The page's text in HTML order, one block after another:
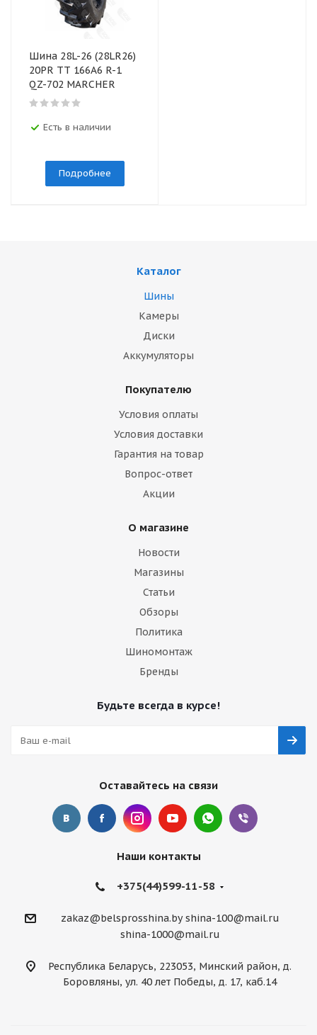
Шина 28L-26 (28LR26)
20PR TT 166A6 R-1
QZ-702 MARCHER
Есть в наличии
Подробнее
Каталог
Шины
Камеры
Диски
Аккумуляторы
Покупателю
Условия оплаты
Условия доставки
Гарантия на товар
Вопрос-ответ
Акции
О магазине
Новости
Магазины
Статьи
Обзоры
Политика
Шиномонтаж
Бренды
Будьте всегда в курсе!
Оставайтесь на связи
Наши контакты
+375(44)599-11-58
zakaz@belsprosshina.by shina-100@mail.ru
shina-1000@mail.ru
Республика Беларусь, 223053, Минский район, д.
Боровляны, ул. 40 лет Победы, д. 17, каб.14